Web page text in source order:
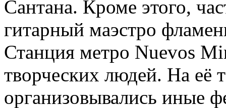
Сантана. Кроме этого,
гитарный маэстро
Станция метро Nuevos
творческих людей. На её
организовывались иные